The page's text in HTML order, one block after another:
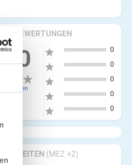
& BEWERTUNGEN
star 0
star 0
star 0
star 0
star 0
(MEZ +2)